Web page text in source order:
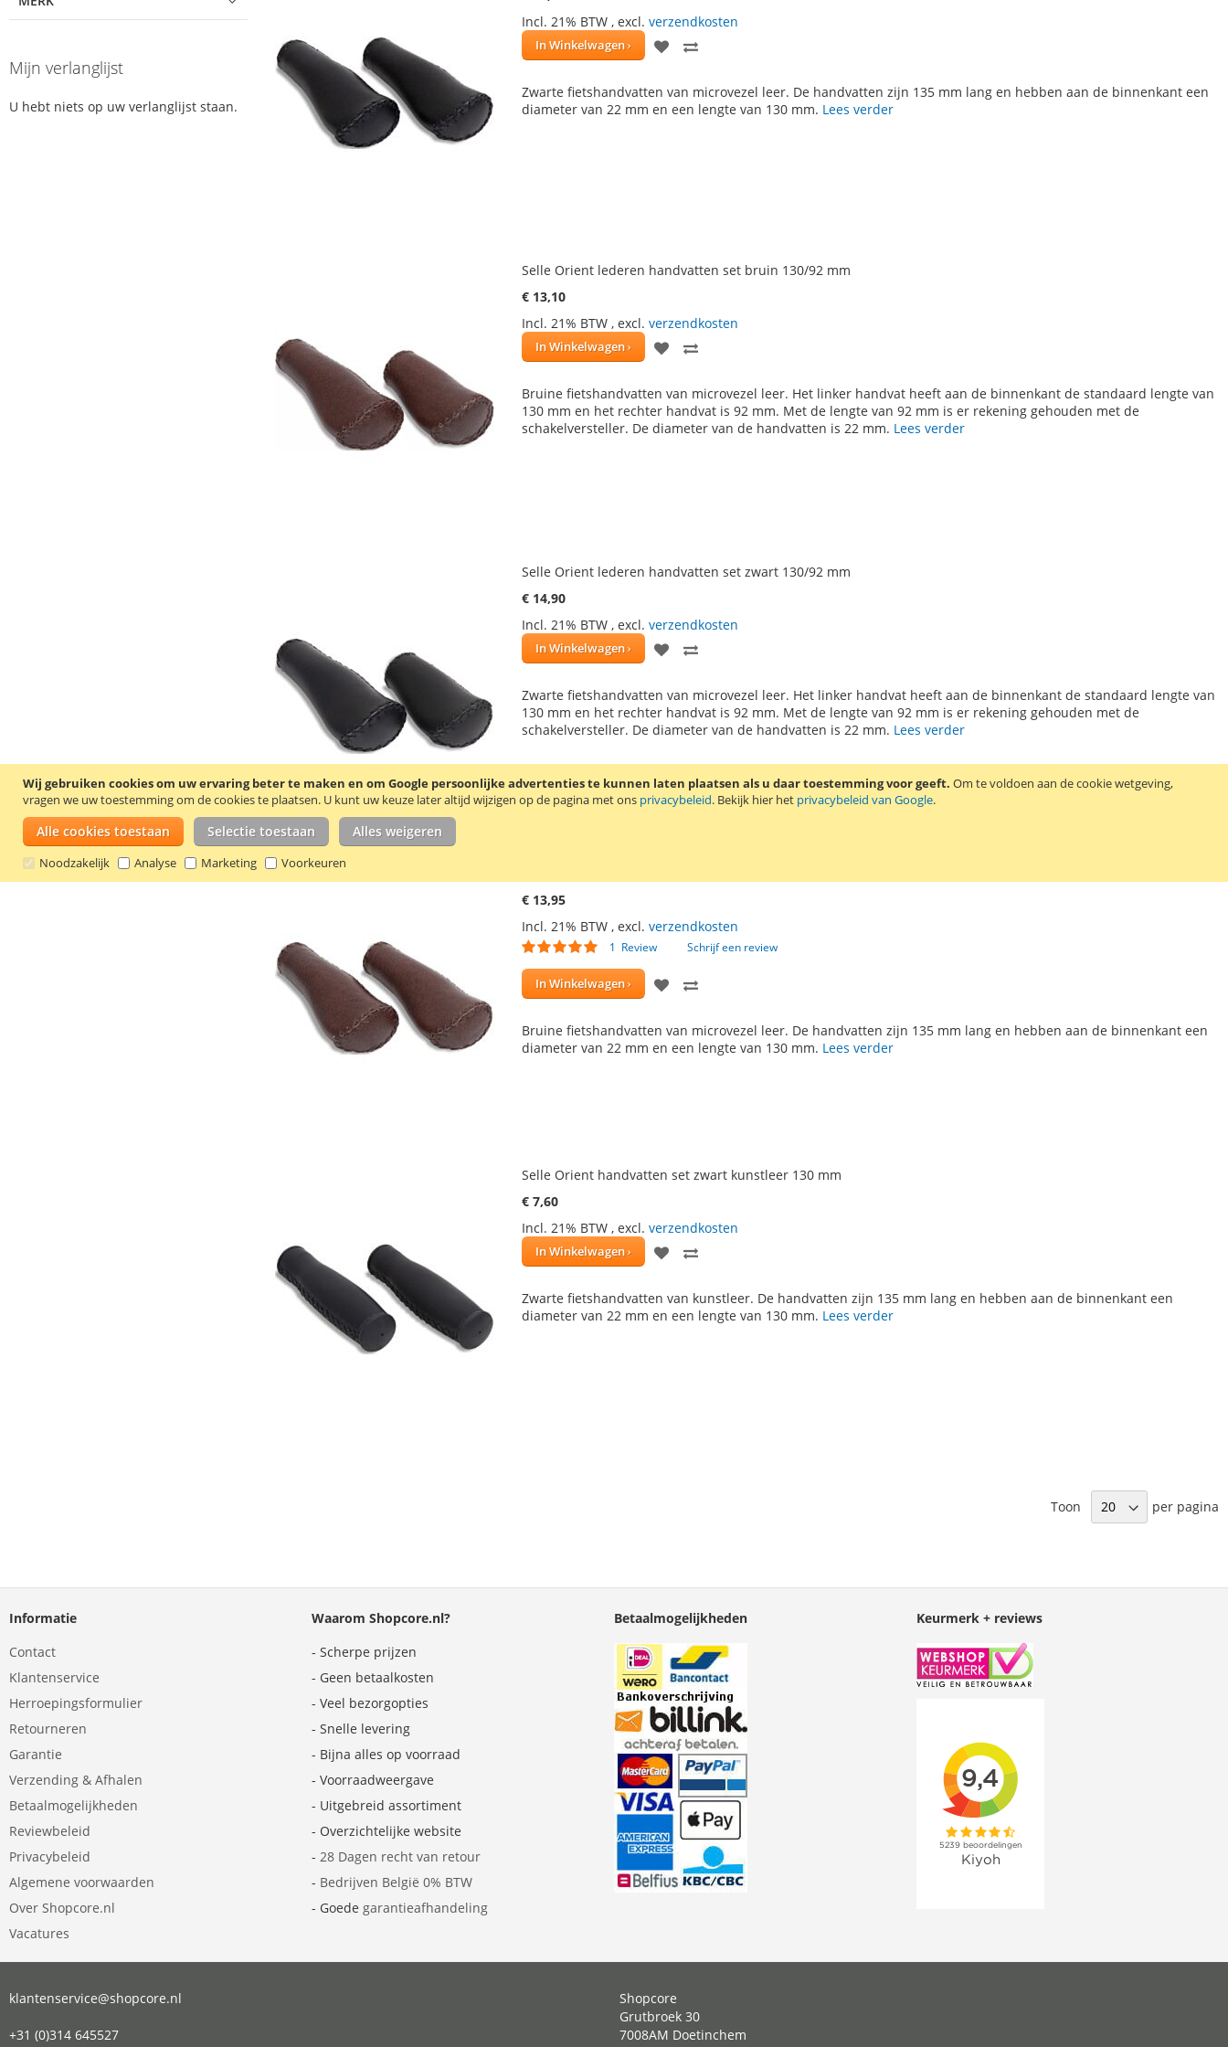
Wij gebruiken cookies om uw ervaring beter te maken en om Google persoonlijke advertenties te kunnen laten plaatsen als u daar toestemming voor geeft. Om te voldoen aan de cookie wetgeving,
vragen we uw toestemming om de cookies te plaatsen. U kunt uw keuze later altijd wijzigen op de pagina met ons privacybeleid. Bekijk hier het privacybeleid van Google.
Alle cookies toestaan Selectie toestaan Alles weigeren
Noodzakelijk Analyse Marketing Voorkeuren
Incl. 21% BTW , excl. verzendkosten
In Winkelwagen
VOEG
AAN TE
Zwarte fietshandvatten van microvezel leer. De handvatten zijn 135 mm lang en hebben aan de binnenkant een
diameter van 22 mm en een lengte van 130 mm. Lees verder
Selle Orient lederen handvatten set bruin 130/92 mm
€ 13,10
Incl. 21% BTW , excl. verzendkosten
In Winkelwagen
VOEG
AAN
VERLANGLIJST
TE
VERGELIJKEN
Bruine fietshandvatten van microvezel leer. Het linker handvat heeft aan de binnenkant de standaard lengte van
130 mm en het rechter handvat is 92 mm. Met de lengte van 92 mm is er rekening gehouden met de
schakelversteller. De diameter van de handvatten is 22 mm. Lees verder
Selle Orient lederen handvatten set zwart 130/92 mm
€ 14,90
Incl. 21% BTW , excl. verzendkosten
In Winkelwagen
VOEG
AAN
VERLANGLIJST
TE
VERGELIJKEN
Zwarte fietshandvatten van microvezel leer. Het linker handvat heeft aan de binnenkant de standaard lengte van
130 mm en het rechter handvat is 92 mm. Met de lengte van 92 mm is er rekening gehouden met de
schakelversteller. De diameter van de handvatten is 22 mm. Lees verder
€ 13,95
Incl. 21% BTW , excl. verzendkosten
Waardering:
1 Review Schrijf een review
In Winkelwagen
VOEG
AAN TE
Bruine fietshandvatten van microvezel leer. De handvatten zijn 135 mm lang en hebben aan de binnenkant een
diameter van 22 mm en een lengte van 130 mm. Lees verder
Selle Orient handvatten set zwart kunstleer 130 mm
€ 7,60
Incl. 21% BTW , excl. verzendkosten
In Winkelwagen
VOEG
AAN TE
Zwarte fietshandvatten van kunstleer. De handvatten zijn 135 mm lang en hebben aan de binnenkant een
diameter van 22 mm en een lengte van 130 mm. Lees verder
Toon per pagina
Mijn verlanglijst
U hebt niets op uw verlanglijst staan.
Informatie
Contact
Klantenservice
Herroepingsformulier
Retourneren
Garantie
Verzending & Afhalen
Betaalmogelijkheden
Reviewbeleid
Privacybeleid
Algemene voorwaarden
Over Shopcore.nl
Vacatures
Waarom Shopcore.nl?
- Scherpe prijzen
- Geen betaalkosten
- Veel bezorgopties
- Snelle levering
- Bijna alles op voorraad
- Voorraadweergave
- Uitgebreid assortiment
- Overzichtelijke website
- 28 Dagen recht van retour
- Bedrijven België 0% BTW
- Goede garantieafhandeling
Betaalmogelijkheden Keurmerk + reviews
klantenservice@shopcore.nl
+31 (0)314 645527
Shopcore
Grutbroek 30
7008AM Doetinchem